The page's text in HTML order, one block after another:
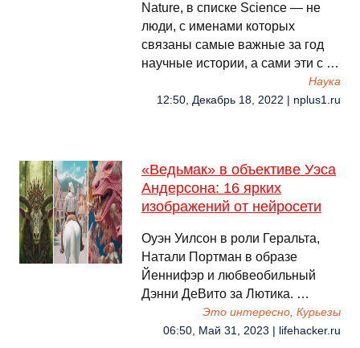
Nature, в списке Science — не
люди, с именами которых
связаны самые важные за год
научные истории, а сами эти с …
Наука
12:50, Декабрь 18, 2022 | nplus1.ru
«Ведьмак» в объективе Уэса
Андерсона: 16 ярких
изображений от нейросети
Оуэн Уилсон в роли Геральта,
Натали Портман в образе
Йеннифэр и любвеобильный
Дэнни ДеВито за Лютика. …
Это интересно, Курьезы
06:50, Май 31, 2023 | lifehacker.ru